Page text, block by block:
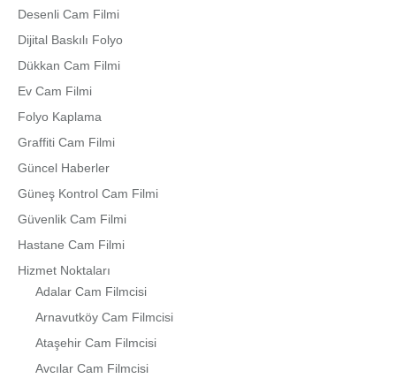
Desenli Cam Filmi
Dijital Baskılı Folyo
Dükkan Cam Filmi
Ev Cam Filmi
Folyo Kaplama
Graffiti Cam Filmi
Güncel Haberler
Güneş Kontrol Cam Filmi
Güvenlik Cam Filmi
Hastane Cam Filmi
Hizmet Noktaları
Adalar Cam Filmcisi
Arnavutköy Cam Filmcisi
Ataşehir Cam Filmcisi
Avcılar Cam Filmcisi